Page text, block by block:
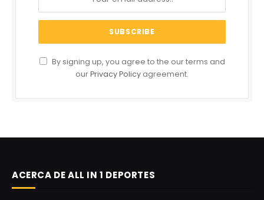
By signing up, you agree to the our terms and
ourPrivacy Policy agreement.
ACERCA DE ALL IN 1 DEPORTES